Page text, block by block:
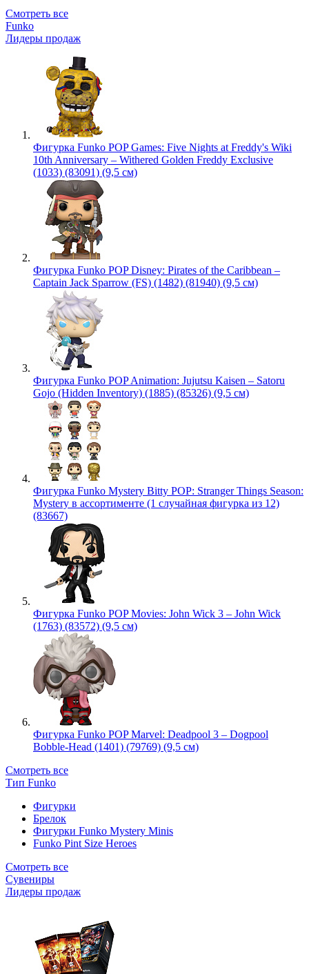
Смотреть все
Funko
Лидеры продаж
Фигурка Funko POP Games: Five Nights at Freddy's Wiki
10th Anniversary – Withered Golden Freddy Exclusive
(1033) (83091) (9,5 см)
Фигурка Funko POP Disney: Pirates of the Caribbean –
Captain Jack Sparrow (FS) (1482) (81940) (9,5 см)
Фигурка Funko POP Animation: Jujutsu Kaisen – Satoru
Gojo (Hidden Inventory) (1885) (85326) (9,5 см)
Фигурка Funko Mystery Bitty POP: Stranger Things Season:
Mystery в ассортименте (1 случайная фигурка из 12)
(83667)
Фигурка Funko POP Movies: John Wick 3 – John Wick
(1763) (83572) (9,5 см)
Фигурка Funko POP Marvel: Deadpool 3 – Dogpool
Bobble-Head (1401) (79769) (9,5 см)
Смотреть все
Тип Funko
Фигурки
Брелок
Фигурки Funko Mystery Minis
Funko Pint Size Heroes
Смотреть все
Сувениры
Лидеры продаж